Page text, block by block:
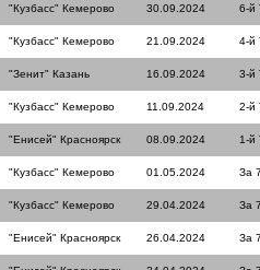
"Кузбасс" Кемерово 30.09.2024 6-й
"Кузбасс" Кемерово 21.09.2024 4-й
"Зенит" Казань 16.09.2024 3-й
"Кузбасс" Кемерово 11.09.2024 2-й
"Енисей" Красноярск 08.09.2024 1-й
"Кузбасс" Кемерово 01.05.2024 За
"Кузбасс" Кемерово 29.04.2024 За
"Енисей" Красноярск 26.04.2024 За